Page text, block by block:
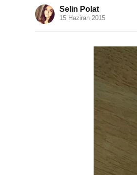
Selin Polat
15 Haziran 2015